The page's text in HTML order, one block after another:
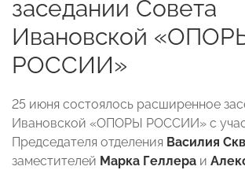
заседании Совета
Ивановской
РОССИИ»
25 июня состоялось расширенное
Ивановской «ОПОРЫ РОССИИ» с
Председателя отделения Василия
заместителей Марка Геллера и